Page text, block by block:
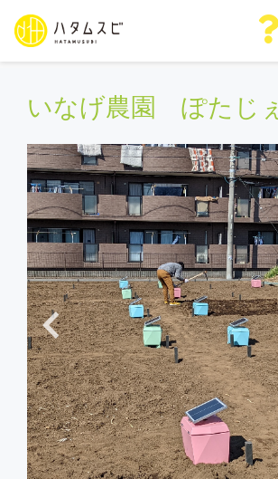
いなげ農園 ぽたじぇ